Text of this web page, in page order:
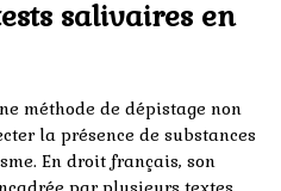
salivaires en
méthode de dépistage non
la présence de substances
En droit français, son